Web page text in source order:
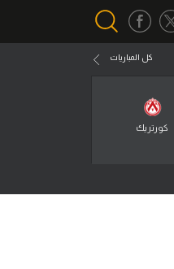
كل المباريات
كورتريك